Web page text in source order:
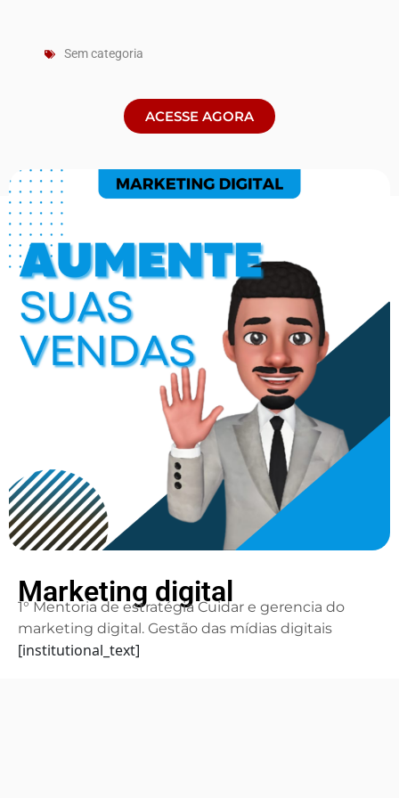
Sem categoria
ACESSE AGORA
Marketing digital
1° Mentoria de estratégia Cuidar e gerencia do
marketing digital. Gestão das mídias digitais
[institutional_text]